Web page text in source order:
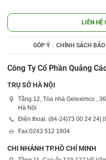
LIÊN HỆ
GÓP Ý CHÍNH SÁCH
Công Ty Cổ Phần Quảng
TRỤ SỞ HÀ NỘI
Tầng 12, Tòa nhà Geleximco ,
Hà Nội
Điện thoại: (84-24)73 00 24 24|
Fax:0243 512 1804
CHI NHÁNH TP.HỒ CHÍ MINH